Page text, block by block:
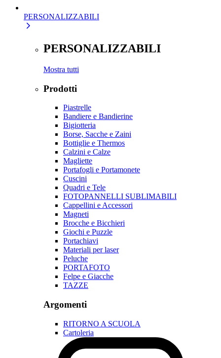
PERSONALIZZABILI
PERSONALIZZABILI
Mostra tutti
Prodotti
Piastrelle
Bandiere e Bandierine
Bigiotteria
Borse, Sacche e Zaini
Bottiglie e Thermos
Calzini e Calze
Magliette
Portafogli e Portamonete
Cuscini
Quadri e Tele
FOTOPANNELLI SUBLIMABILI
Cappellini e Accessori
Magneti
Brocche e Bicchieri
Giochi e Puzzle
Portachiavi
Materiali per laser
Peluche
PORTAFOTO
Felpe e Giacche
TAZZE
Argomenti
RITORNO A SCUOLA
Cartoleria